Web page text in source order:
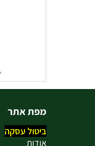
מפת אתר
ביטול עסקה
אודות